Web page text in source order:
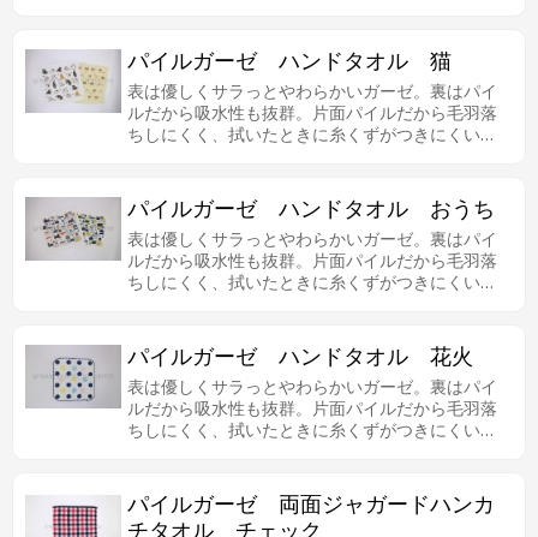
力あります。
パイルガーゼ ハンドタオル 猫
表は優しくサラっとやわらかいガーゼ。裏はパイ
ルだから吸水性も抜群。片面パイルだから毛羽落
ちしにくく、拭いたときに糸くずがつきにくいの
魅力あります。
パイルガーゼ ハンドタオル おうち
表は優しくサラっとやわらかいガーゼ。裏はパイ
ルだから吸水性も抜群。片面パイルだから毛羽落
ちしにくく、拭いたときに糸くずがつきにくいの
ます。
パイルガーゼ ハンドタオル 花火
表は優しくサラっとやわらかいガーゼ。裏はパイ
ルだから吸水性も抜群。片面パイルだから毛羽落
ちしにくく、拭いたときに糸くずがつきにくいの
パイルガーゼ 両面ジャガードハンカ
チタオル チェック